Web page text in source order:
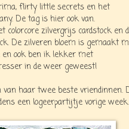
flirty little secrets en het
De tag is hier ook van.
colorcore zilvergrijs cardstock en
De zilveren bloem is gemaakt
ook ben ik lekker met
in de weer geweest!
van haar twee beste vriendinnen.
een logeerpartijtje vorige week.